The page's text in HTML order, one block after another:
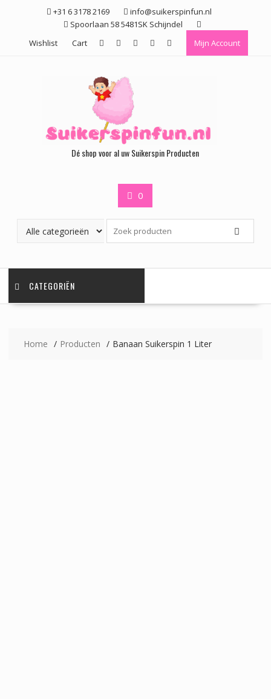
+31 6 3178 2169
info@suikerspinfun.nl
Spoorlaan 58 5481SK Schijndel
Wishlist
Cart Mijn Account
Dé shop voor al uw Suikerspin Producten
0
CATEGORIËN
Home Producten Banaan Suikerspin 1 Liter